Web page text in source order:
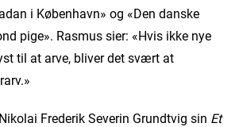
i København» og «Den danske
pige». Rasmus sier: «Hvis ikke nye
til at arve, bliver det svært at
Frederik Severin Grundtvig sin Et